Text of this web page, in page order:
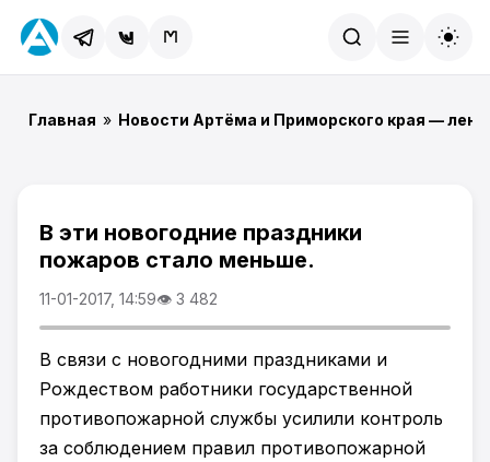
Главная » Новости Артёма и Приморского края —
В эти новогодние праздники
пожаров стало меньше.
11-01-2017, 14:59👁 3 482
В связи с новогодними праздниками и
Рождеством работники государственной
противопожарной службы усилили контроль
за соблюдением правил противопожарной